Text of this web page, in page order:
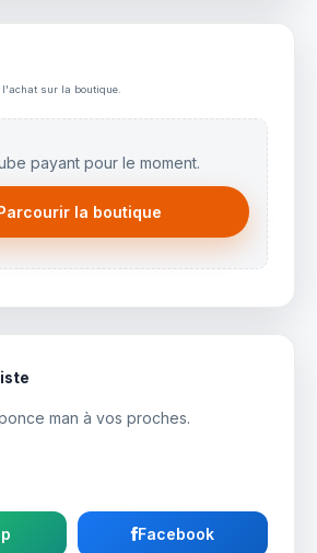
sur la boutique.
payant pour le moment.
la boutique
man à vos proches.
Facebook